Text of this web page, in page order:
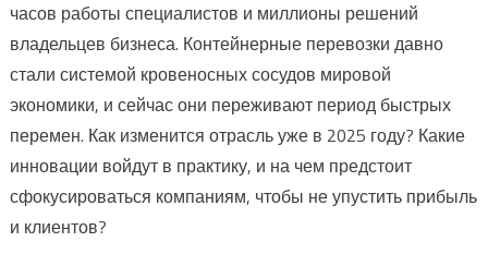
часов работы специалистов и миллионы решений
владельцев бизнеса. Контейнерные перевозки давно
стали системой кровеносных сосудов мировой
экономики, и сейчас они переживают период быстрых
перемен. Как изменится отрасль уже в 2025 году? Какие
инновации войдут в практику, и на чем предстоит
сфокусироваться компаниям, чтобы не упустить прибыль
и клиентов?